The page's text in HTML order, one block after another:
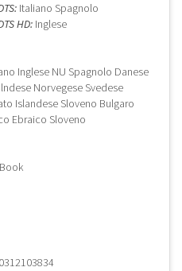
Italiano Spagnolo
HD: Inglese
Inglese NU Spagnolo Danese
Norvegese Svedese
Islandese Sloveno Bulgaro
Ebraico Sloveno